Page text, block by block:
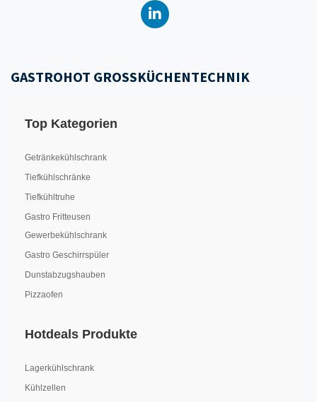
GASTROHOT GROSSKÜCHENTECHNIK
Top Kategorien
Getränkekühlschrank
Tiefkühlschränke
Tiefkühltruhe
Gastro Fritteusen
Gewerbekühlschrank
Gastro Geschirrspüler
Dunstabzugshauben
Pizzaofen
Hotdeals Produkte
Lagerkühlschrank
Kühlzellen